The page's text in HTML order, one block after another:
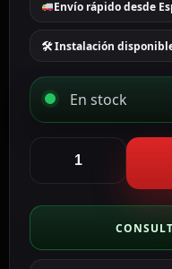
Envío rápido desde
🛠 Instalación
En stock
GP27a
27A
cantidad